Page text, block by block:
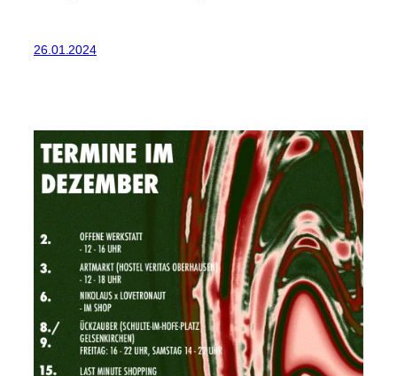
26.01.2024